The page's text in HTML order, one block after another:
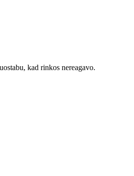
kad rinkos nereagavo.